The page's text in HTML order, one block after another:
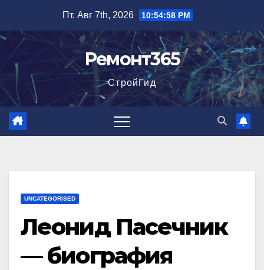
содержимому
Пт. Авг 7th, 2026 10:54:59 PM
Ремонт365
СтройГид
UNCATEGORISED
Леонид Пасечник
— биография